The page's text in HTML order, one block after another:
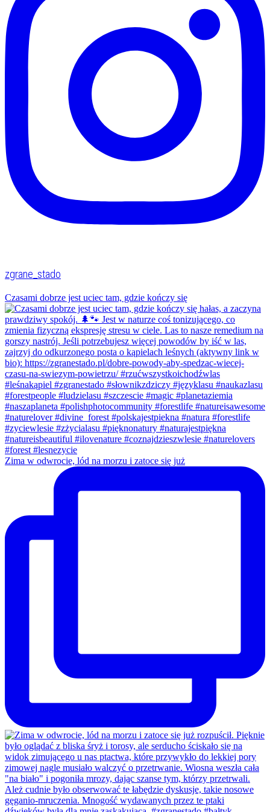
zgrane_stado
Czasami dobrze jest uciec tam, gdzie kończy się
Zima w odwrocie, lód na morzu i zatoce się już